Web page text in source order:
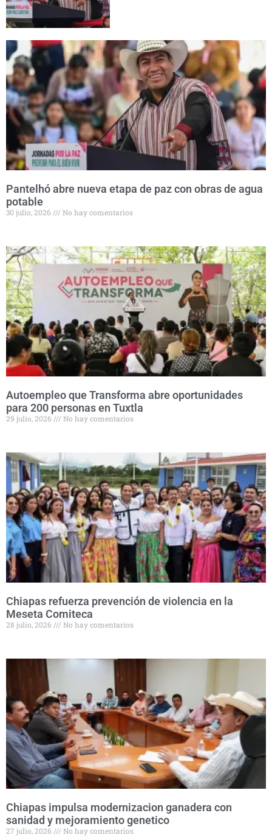
Pantelhó abre nueva etapa de paz con obras de agua
potable
30 julio, 2026 No hay comentarios
Autoempleo que Transforma abre oportunidades
para 200 personas en Tuxtla
29 julio, 2026 No hay comentarios
Chiapas refuerza prevención de violencia en la
Meseta Comiteca
28 julio, 2026 No hay comentarios
Chiapas impulsa modernizacion ganadera con
sanidad y mejoramiento genetico
27 julio, 2026 No hay comentarios